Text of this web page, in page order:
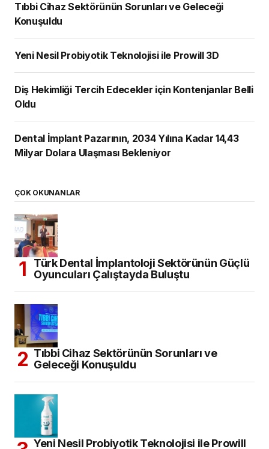
Tıbbi Cihaz Sektörünün Sorunları ve Geleceği
Konuşuldu
Yeni Nesil Probiyotik Teknolojisi ile Prowill 3D
Diş Hekimliği Tercih Edecekler için Kontenjanlar Belli
Oldu
Dental İmplant Pazarının, 2034 Yılına Kadar 14,43
Milyar Dolara Ulaşması Bekleniyor
ÇOK OKUNANLAR
Türk Dental İmplantoloji Sektörünün Güçlü
Oyuncuları Çalıştayda Buluştu
Tıbbi Cihaz Sektörünün Sorunları ve
Geleceği Konuşuldu
Yeni Nesil Probiyotik Teknolojisi ile Prowill